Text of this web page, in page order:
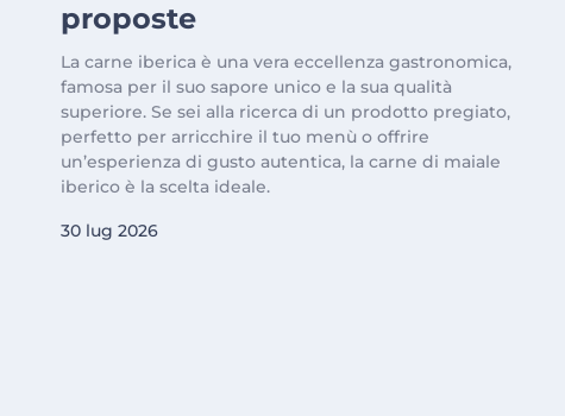
proposte
La carne iberica è una vera eccellenza gastronomica,
famosa per il suo sapore unico e la sua qualità
superiore. Se sei alla ricerca di un prodotto pregiato,
perfetto per arricchire il tuo menù o offrire
un’esperienza di gusto autentica, la carne di maiale
iberico è la scelta ideale.
30 lug 2026